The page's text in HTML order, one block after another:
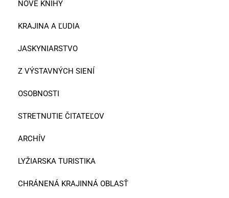
NOVÉ KNIHY
KRAJINA A ĽUDIA
JASKYNIARSTVO
Z VÝSTAVNÝCH SIENÍ
OSOBNOSTI
STRETNUTIE ČITATEĽOV
ARCHÍV
LYŽIARSKA TURISTIKA
CHRÁNENÁ KRAJINNÁ OBLASŤ